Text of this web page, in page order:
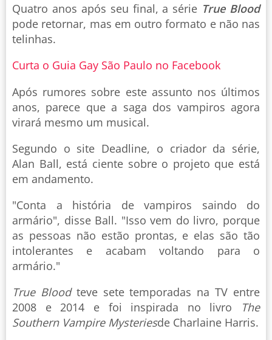
Quatro anos após seu final, a série True Blood
pode retornar, mas em outro formato e não nas
telinhas.
Curta o Guia Gay São Paulo no Facebook
Após rumores sobre este assunto nos últimos
anos, parece que a saga dos vampiros agora
virará mesmo um musical.
Segundo o site Deadline, o criador da série,
Alan Ball, está ciente sobre o projeto que está
em andamento.
"Conta a história de vampiros saindo do
armário", disse Ball. "Isso vem do livro, porque
as pessoas não estão prontas, e elas são tão
intolerantes e acabam voltando para o
armário."
True Bloodteve sete temporadas na TV entre
2008 e 2014 e foi inspirada no livro
The
Southern Vampire Mysteriesde Charlaine Harris.